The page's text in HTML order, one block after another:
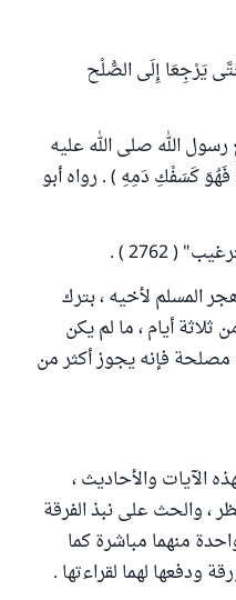
يَرْجِعَا إِلَى الصُّلْح
الله صلى الله عليه
كَسَفْكِ دَمِهِ ) . رواه أبو
2762 ) .
المسلم لأخيه ، بترك
ثلاثة أيام ، ما لم يكن
فإنه يجوز أكثر من
الآيات والأحاديث ،
، والحث على نبذ الفرقة
منهما مباشرة كما
لهما لقراءتها .